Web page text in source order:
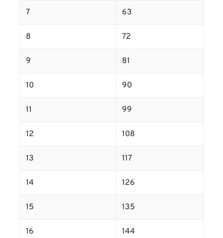
7 63
8 72
9 81
10 90
11 99
12 108
13 117
14 126
15 135
16 144